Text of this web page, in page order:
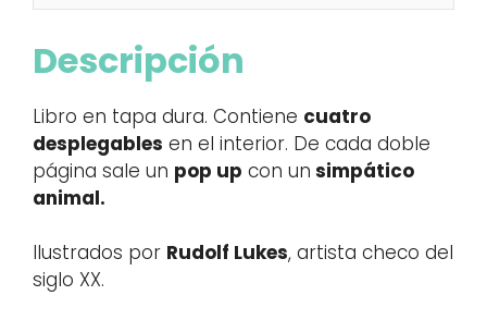
Descripción
Libro en tapa dura. Contiene cuatro
desplegables en el interior. De cada doble
página sale un pop up con un simpático
animal.
Ilustrados por Rudolf Lukes, artista checo del
siglo XX.